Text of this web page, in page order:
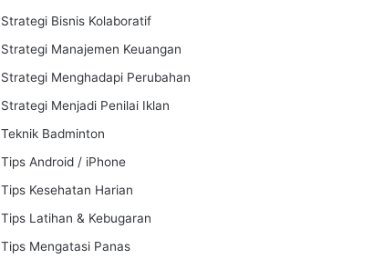
Strategi Bisnis Kolaboratif
Strategi Manajemen Keuangan
Strategi Menghadapi Perubahan
Strategi Menjadi Penilai Iklan
Teknik Badminton
Tips Android / iPhone
Tips Kesehatan Harian
Tips Latihan & Kebugaran
Tips Mengatasi Panas